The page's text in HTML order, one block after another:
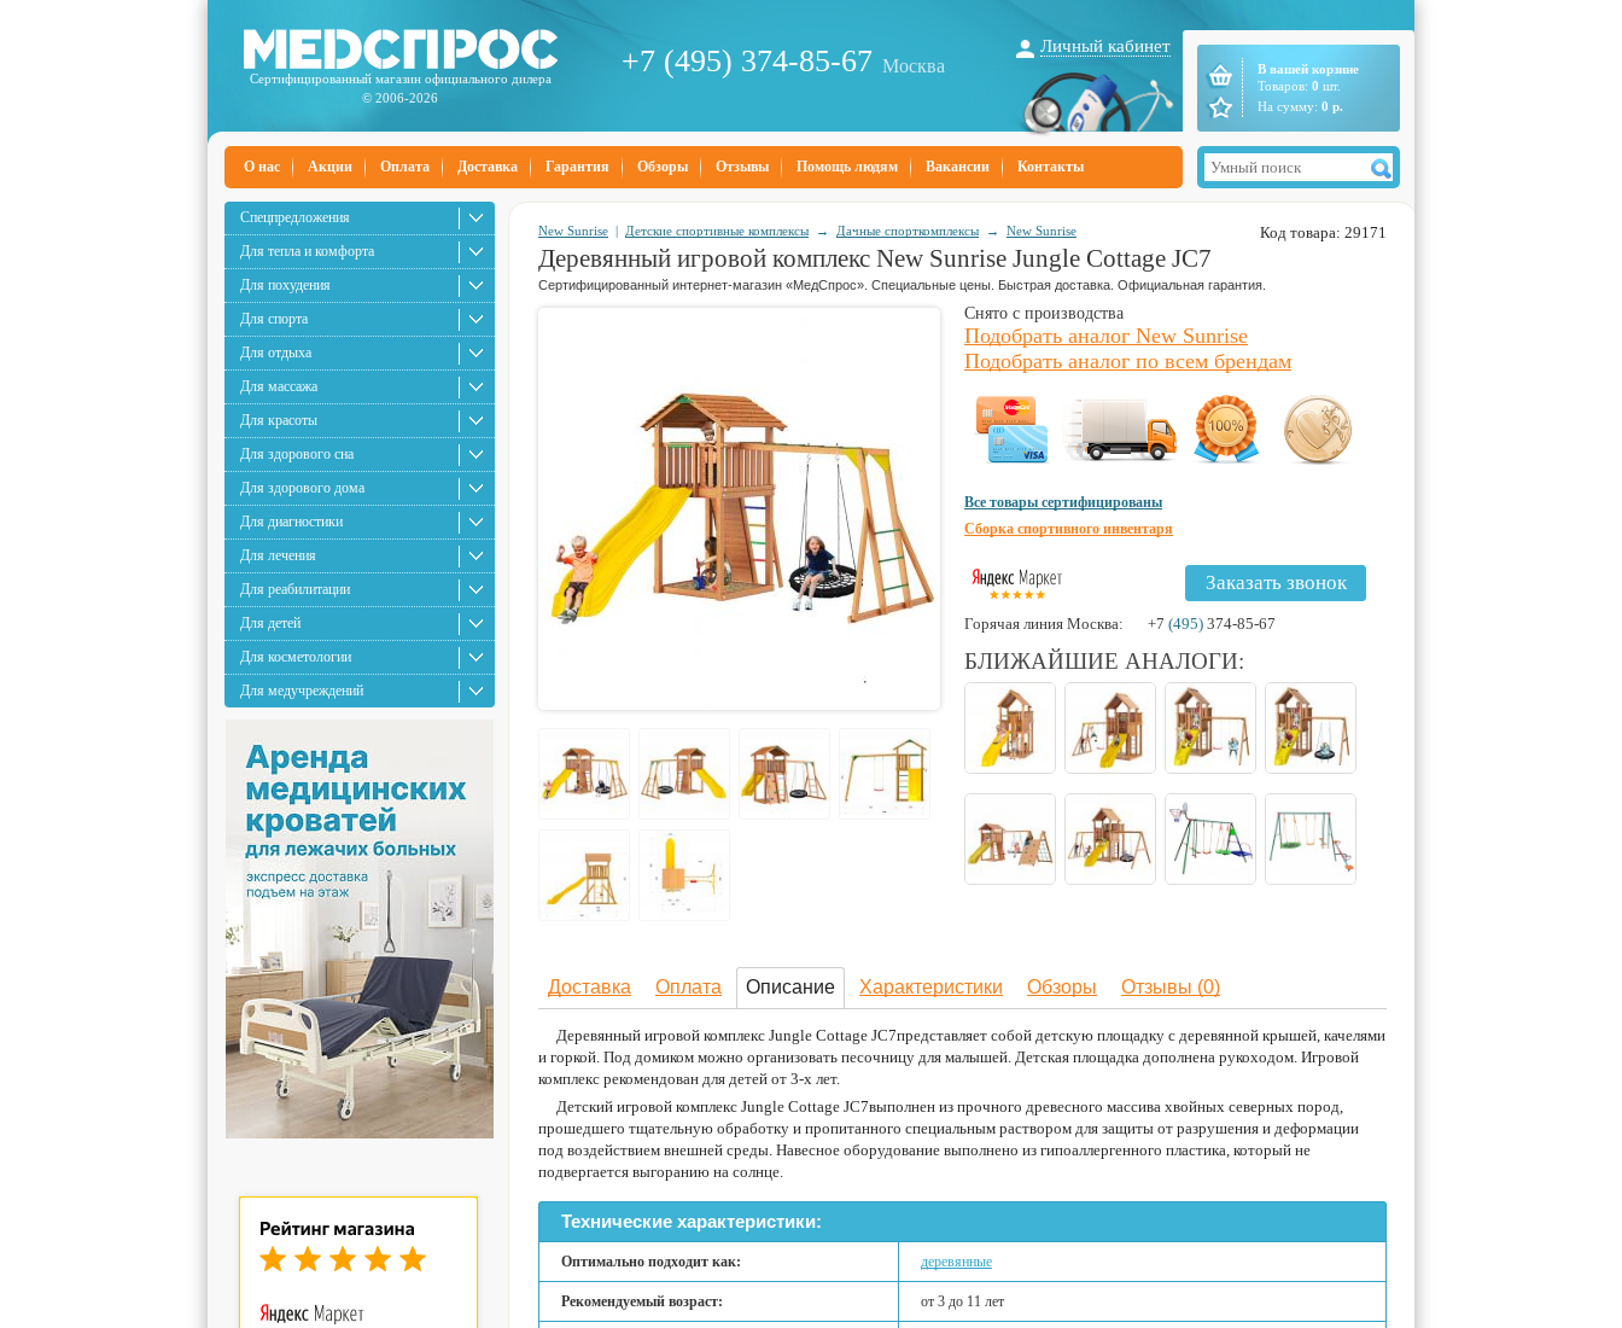
Сертифицированный магазин официального дилера
© 2006-2026
+7 (495) 374-85-67 Москва
Личный кабинет
В вашей корзине
Товаров: 0 шт.
На сумму: 0 р.
О нас Акции Оплата Доставка Гарантия Обзоры Отзывы Помощь людям Вакансии Контакты
Спецпредложения
Для тепла и комфорта
Для похудения
Для спорта
Для отдыха
Для массажа
Для красоты
Для здорового сна
Для здорового дома
Для диагностики
Для лечения
Для реабилитации
Для детей
Для косметологии
Для медучреждений
Код товара: 29171
New Sunrise | Детские спортивные комплексы → Дачные спорткомплексы → New Sunrise
Деревянный игровой комплекс New Sunrise Jungle Cottage JC7
Сертифицированный интернет-магазин «МедСпрос». Специальные цены. Быстрая доставка. Официальная гарантия.
Снято с производства
Подобрать аналог New Sunrise
Подобрать аналог по всем брендам
Все товары сертифицированы
Сборка спортивного инвентаря
Заказать звонок
Горячая линия Москва: +7 (495) 374-85-67
БЛИЖАЙШИЕ АНАЛОГИ:
Доставка Оплата Описание Характеристики Обзоры Отзывы (0)
Деревянный игровой комплекс Jungle Cottage JC7представляет собой детскую площадку с деревянной крышей, качелями
и горкой. Под домиком можно организовать песочницу для малышей. Детская площадка дополнена рукоходом. Игровой
комплекс рекомендован для детей от 3-х лет.
Детский игровой комплекс Jungle Cottage JC7выполнен из прочного древесного массива хвойных северных пород,
прошедшего тщательную обработку и пропитанного специальным раствором для защиты от разрушения и деформации
под воздействием внешней среды. Навесное оборудование выполнено из гипоаллергенного пластика, который не
подвергается выгоранию на солнце.
Технические характеристики:
Оптимально подходит как: деревянные
Рекомендуемый возраст: от 3 до 11 лет